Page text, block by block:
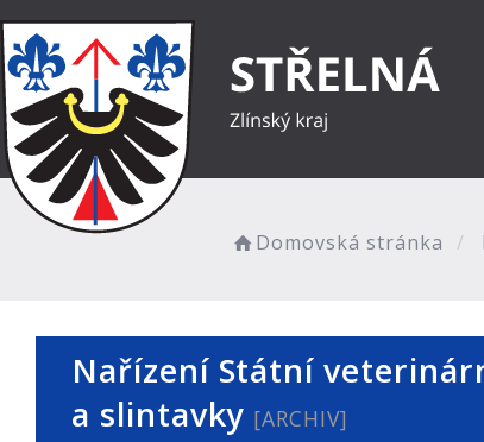
Domovská stránka
Nařízení Státní
a slintavky [ARCHIV]